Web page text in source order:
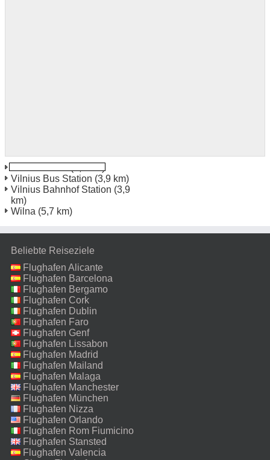
Vilnius Bus Station (3,9 km)
Vilnius Bahnhof Station (3,9
km)
Wilna (5,7 km)
Beliebte Reiseziele
Flughafen Alicante
Flughafen Barcelona
Flughafen Bergamo
Flughafen Cork
Flughafen Dublin
Flughafen Faro
Flughafen Genf
Flughafen Lissabon
Flughafen Madrid
Flughafen Mailand
Malpensa
Flughafen Malaga
Flughafen Manchester
Flughafen München
Flughafen Nizza
Flughafen Orlando
Flughafen Rom Fiumicino
Flughafen Stansted
Flughafen Valencia